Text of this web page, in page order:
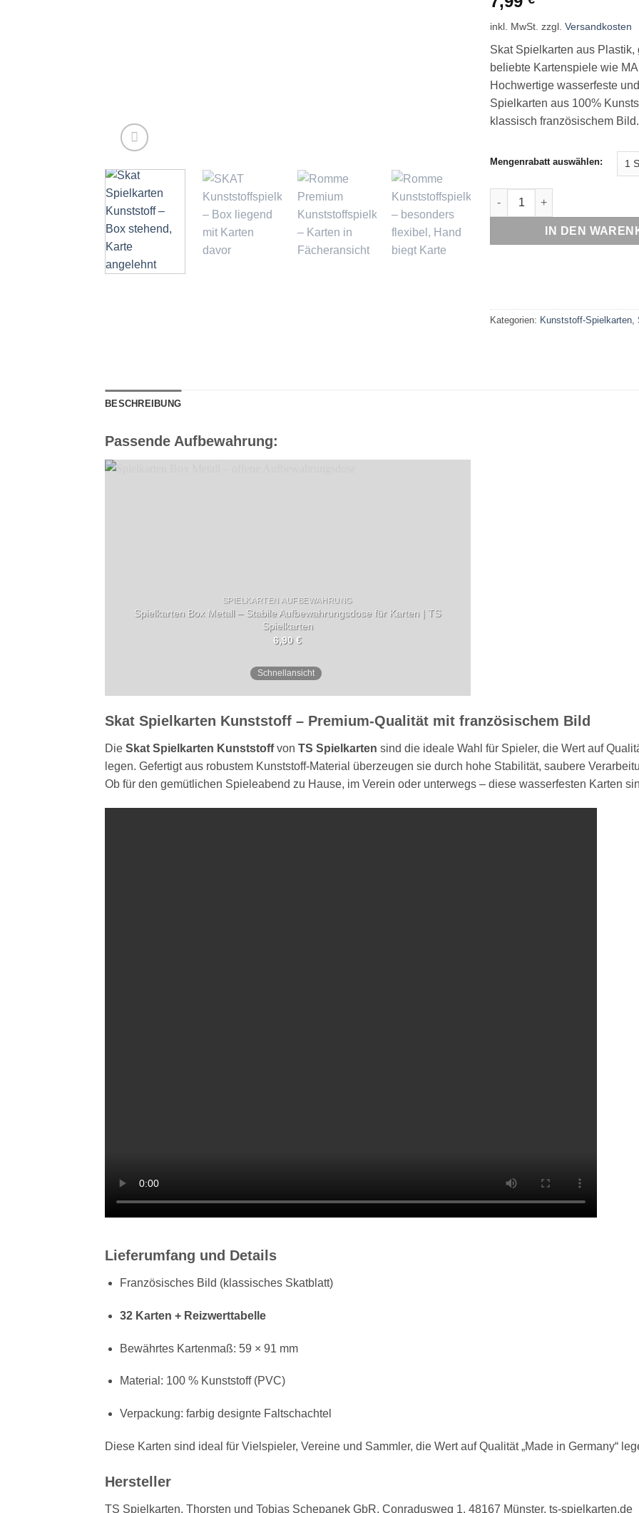
inkl. MwSt. zzgl. Versandkosten
Skat Spielkarten aus Plastik,
beliebte Kartenspiele wie
Hochwertige wasserfeste
Spielkarten aus 100%
klassisch französischem Bild.
Mengenrabatt auswählen:
Skat Spielkarten Kunststoff –
IN DEN
Kategorien: Kunststoff-Spielkarten
BESCHREIBUNG
Passende Aufbewahrung:
SPIELKARTEN AUFBEWAHRUNG
Spielkarten Box Metall – Stabile Aufbewahrungsdose für Karten | TS
Spielkarten
6,90€
Schnellansicht
Skat Spielkarten Kunststoff – Premium-Qualität mit französischem Bild
Die Skat Spielkarten Kunststoffvon TS Spielkarten sind die ideale Wahl für Spieler, die Wert auf
legen. Gefertigt aus robustem Kunststoff-Material überzeugen sie durch hohe Stabilität, saubere
Ob für den gemütlichen Spieleabend zu Hause, im Verein oder unterwegs – diese wasserfesten Karten
Lieferumfang und Details
Französisches Bild (klassisches Skatblatt)
32 Karten + Reizwerttabelle
Bewährtes Kartenmaß: 59 × 91 mm
Material: 100 % Kunststoff (PVC)
Verpackung: farbig designte Faltschachtel
Diese Karten sind ideal für Vielspieler, Vereine und Sammler, die Wert auf Qualität „Made in Germany“
Hersteller
TS Spielkarten, Thorsten und Tobias Schepanek GbR, Conradusweg 1, 48167 Münster, ts-spielkarten.de